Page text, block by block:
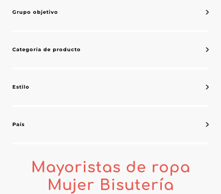
Grupo objetivo
Categoría de producto
Estilo
País
Mayoristas de ropa
Mujer Bisutería